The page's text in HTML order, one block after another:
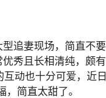
追妻现场，简直不要
秀且长相清纯，颇有
动也十分可爱，近日
简直太甜了。